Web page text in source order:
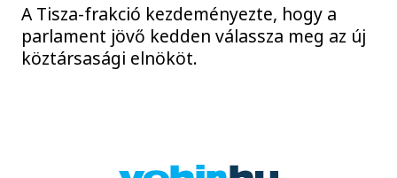
A Tisza-frakció kezdeményezte, hogy a
parlament jövő kedden válassza meg az új
köztársasági elnököt.